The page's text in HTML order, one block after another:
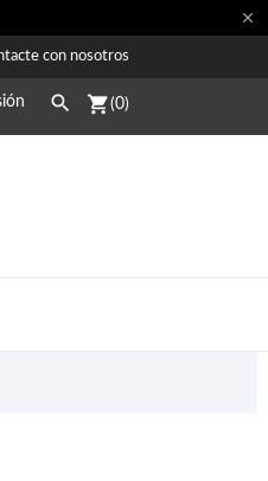

con nosotros
 shopping_cart(0)